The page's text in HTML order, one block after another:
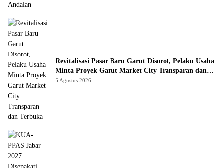
Revitalisasi Pasar Baru Garut Disorot, Pelaku Usaha
Minta Proyek Garut Market City Transparan dan
Terbuka
6 Agustus 2026